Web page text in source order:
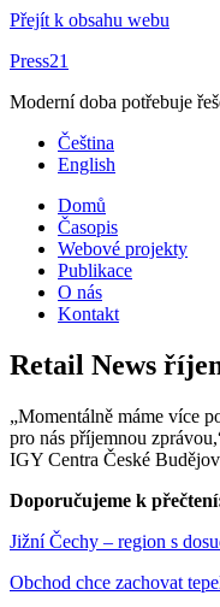
Přejít k obsahu webu
Press21
Moderní doba potřebuje
Čeština
English
Domů
Časopis
Webové projekty
Publikace
O nás
Kontakt
Retail News
„Momentálně máme více
pro nás příjemnou
IGY Centra České
Doporučujeme k
Jižní Čechy – region s
Obchod chce zachovat